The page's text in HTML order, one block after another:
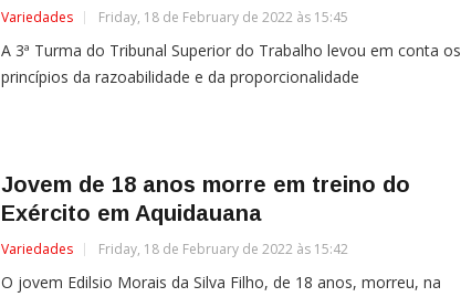
Variedades Friday, 18 de February de 2022 às 15:45
A 3ª Turma do Tribunal Superior do Trabalho levou em conta os
princípios da razoabilidade e da proporcionalidade
Jovem de 18 anos morre em treino do
Exército em Aquidauana
Variedades Friday, 18 de February de 2022 às 15:42
O jovem Edilsio Morais da Silva Filho, de 18 anos, morreu, na